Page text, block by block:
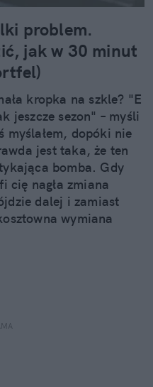
problem.
jak w 30 minut
kropka na szkle? "E
jeszcze sezon" – myśli
myślałem, dopóki nie
jest taka, że ten
bomba. Gdy
cię nagła zmiana
dalej i zamiast
wymiana
profesjonaliści radzą